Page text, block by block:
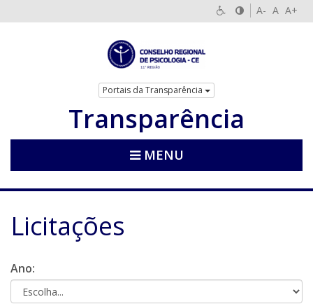
A- A A+
Portais da Transparência
Transparência
MENU
Licitações
Ano: